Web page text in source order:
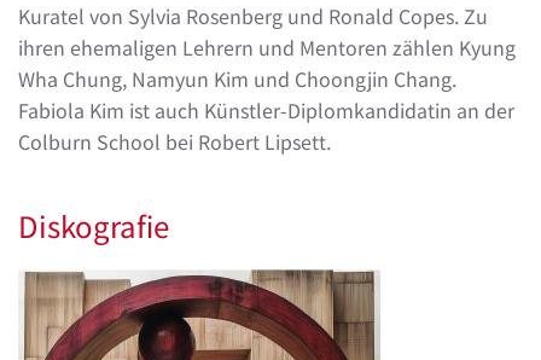
Kuratel von Sylvia Rosenberg und Ronald Copes. Zu
ihren ehemaligen Lehrern und Mentoren zählen Kyung
Wha Chung, Namyun Kim und Choongjin Chang.
Fabiola Kim ist auch Künstler-Diplomkandidatin an der
Colburn School bei Robert Lipsett.
Diskografie